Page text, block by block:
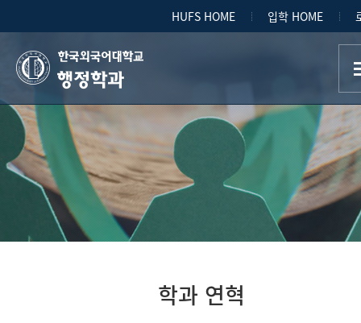
HUFS HOME 입학 HOME
행정학과
학과 연혁